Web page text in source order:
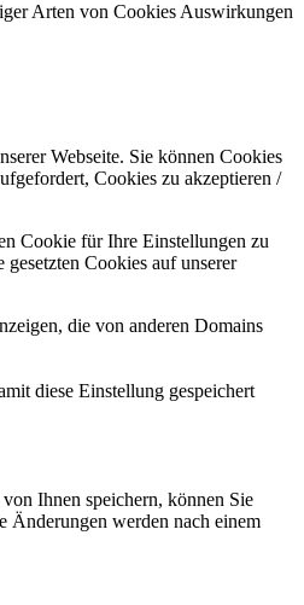
Arten von Cookies Auswirkungen
Webseite. Sie können Cookies
Cookies zu akzeptieren /
Cookie für Ihre Einstellungen zu
Cookies auf unserer
die von anderen Domains
diese Einstellung gespeichert
Ihnen speichern, können Sie
Änderungen werden nach einem